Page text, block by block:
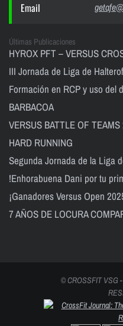
Email
Últimas Publicaciones
HYROX PFT – VERSUS
III Jornada de Liga de
Formación en RCP y uso del
BARBACOA
VERSUS BATTLE OF TEAMS
HARD RUNNING
Segunda Jornada de la Liga
!Enhorabuena Dani por tu
¡Ganadores Versus Open
7 AÑOS DE LOCURA
© CROSSFIT VSG